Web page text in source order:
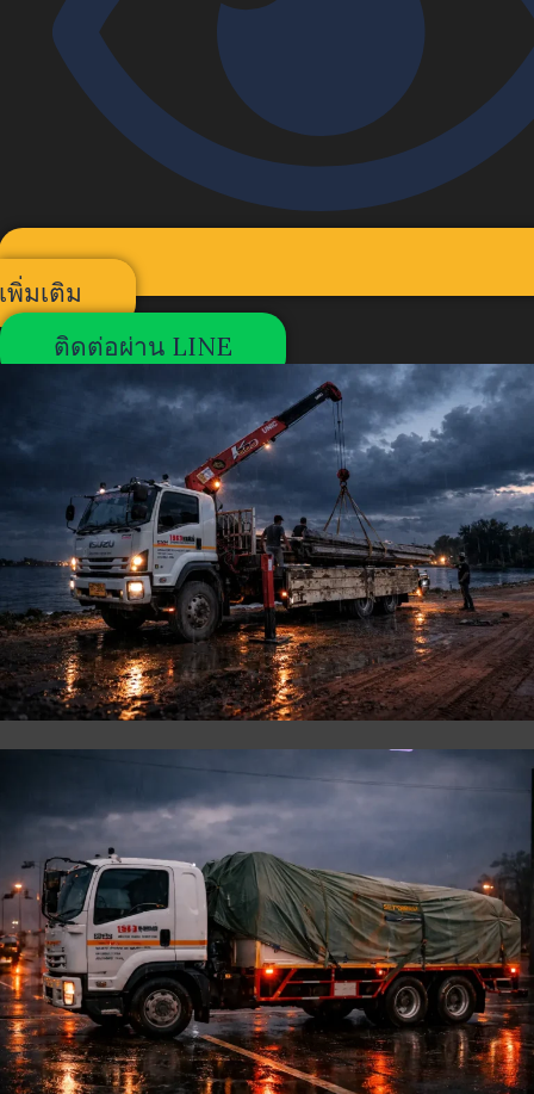
เพิ่มเติม
ติดต่อผ่าน LINE